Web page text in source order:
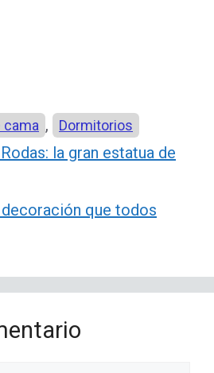
cama , Dormitorios
la gran estatua de
que todos